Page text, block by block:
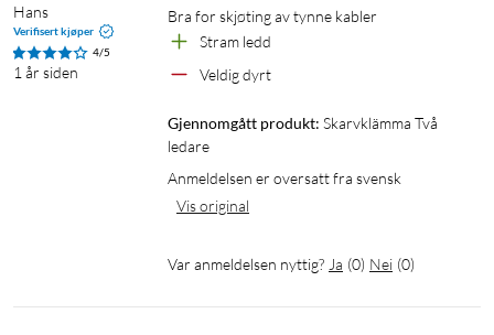
Hans
Verifisert kjøper
4/5
1 år siden
Bra for skjøting av tynne kabler
Stram ledd
Veldig dyrt
Gjennomgått produkt: Skarvklämma Två
ledare
Anmeldelsen er oversatt fra svensk
Vis original
Var anmeldelsen nyttig? Ja (0) Nei (0)